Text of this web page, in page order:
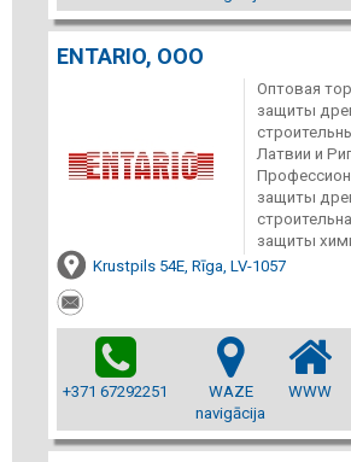
ENTARIO, ООО
Оптовая
защиты
Латвии и
защиты
защиты
Krustpils 54E, Rīga, LV-1057
+371 67292251
WAZE
navigācija
WWW